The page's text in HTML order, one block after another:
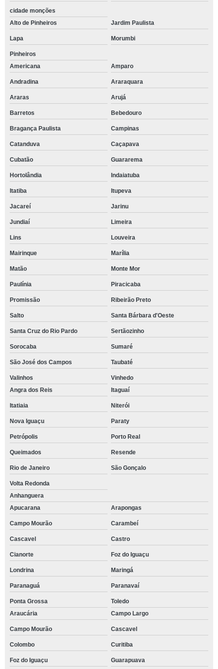
cidade monções
Alto de Pinheiros
Jardim Paulista
Lapa Morumbi
Pinheiros
Americana
Amparo
Andradina Araraquara
Araras Arujá
Barretos Bebedouro
Bragança Paulista Campinas
Catanduva Caçapava
Cubatão Guararema
Hortolândia Indaiatuba
Itatiba Itupeva
Jacareí Jarinu
Jundiaí Limeira
Lins Louveira
Mairinque Marília
Matão Monte Mor
Paulínia Piracicaba
Promissão Ribeirão Preto
Salto Santa Bárbara d'Oeste
Santa Cruz do Rio Pardo Sertãozinho
Sorocaba Sumaré
São José dos Campos Taubaté
Valinhos
Vinhedo
Angra dos Reis
Itaguaí
Itatiaia Niterói
Nova Iguaçu Paraty
Petrópolis Porto Real
Queimados Resende
Rio de Janeiro São Gonçalo
Volta Redonda
Anhanguera
Apucarana
Arapongas
Campo Mourão Carambeí
Cascavel Castro
Cianorte Foz do Iguaçu
Londrina Maringá
Paranaguá Paranavaí
Ponta Grossa
Toledo
Araucária
Campo Largo
Campo Mourão Cascavel
Colombo Curitiba
Foz do Iguaçu Guarapuava